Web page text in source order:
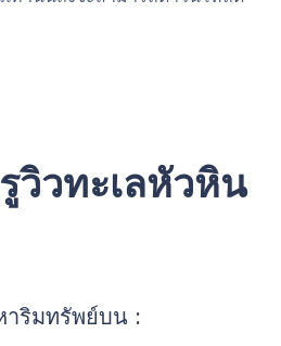
วทะเลหัวหิน
าริมทรัพย์บน :